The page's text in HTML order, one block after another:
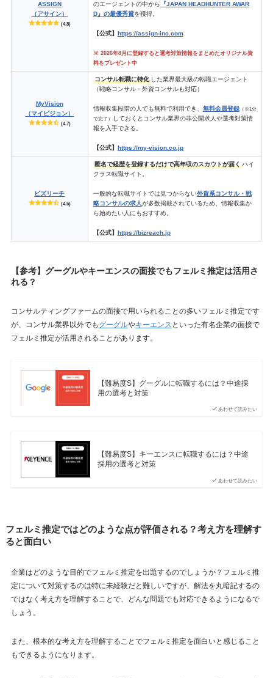
ASSIGN
（アサイン）
(4.8)
のエージェントの中から 『JAPAN HEADHUNTER AWAR
D』の最優秀賞を獲得。
【公式】 https://assign-inc.com
※ 2026年8月に登録すると選考対策情報をまとめたオリジナル資
料をプレゼント中
MyVision
（マイビジョン）
(4.7)
コンサル転職に特化 した業界最大級の転職エージェント
（戦略コンサル・外資コンサルも対応）
情報収集段階の人でも無料で利用でき、 無料会員登録（※1分
で完了）
しておくとコンサル業界の非公開求人や選考対策情
報を入手できる。
【公式】 https://my-vision.co.jp
ビズリーチ
(4.5)
匿名で経歴を登録するだけで高年収のスカウトが届く ハイ
クラス転職サイト。
一般的な転職サイトでは見つからない外資系コンサル・戦
略コンサルの求人が多数掲載されているため、情報収集か
ら始めたい人にもおすすめ。
【公式】 https://bizreach.jp
【参考】グーグルやキーエンスの面接でもフェルミ推定は活用さ
れる？
コンサルティングファームの面接で用いられることの多いフェルミ推定です
が、コンサル業界以外でも グーグルやキーエンス といった有名企業の面接で
フェルミ推定が活用されることがあります。
あわせて読みたい
【難易度S】グーグルに転職するには？中途採
用の選考と対策
あわせて読みたい
【難易度S】キーエンスに転職するには？中途
採用の選考と対策
フェルミ推定ではどのような点が評価される？考え方を理解す
ると面白い
企業はどのような目的でフェルミ推定を出題するのでしょうか？フェルミ推
定について対策するのは特に未経験だと難しいですが、解法を丸暗記するの
ではなく考え方を理解することで、どんな問題でも対応できるようになるで
しょう。
また、根本的な考え方を理解することでフェルミ推定を面白いと感じること
もできるようになります。